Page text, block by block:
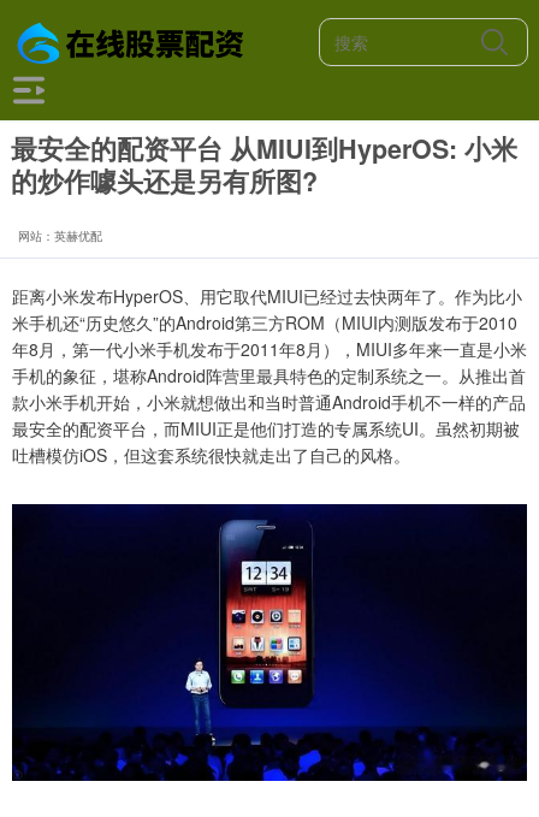
最安全的配资平台 从MIUI到HyperOS: 小米
的炒作噱头还是另有所图?
网站：英赫优配
距离小米发布HyperOS、用它取代MIUI已经过去快两年了。作为比小
米手机还“历史悠久”的Android第三方ROM（MIUI内测版发布于2010
年8月，第一代小米手机发布于2011年8月），MIUI多年来一直是小米
手机的象征，堪称Android阵营里最具特色的定制系统之一。从推出首
款小米手机开始，小米就想做出和当时普通Android手机不一样的产品
最安全的配资平台，而MIUI正是他们打造的专属系统UI。虽然初期被
吐槽模仿iOS，但这套系统很快就走出了自己的风格。